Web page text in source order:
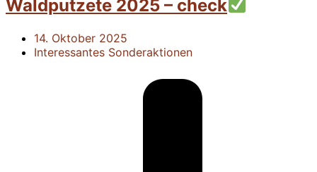
Waldputzete 2025 – check
14. Oktober 2025
Interessantes Sonderaktionen